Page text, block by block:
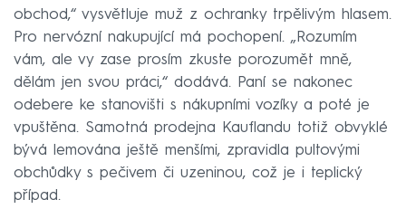
obchod,“ vysvětluje muž z ochranky trpělivým hlasem.
Pro nervózní nakupující má pochopení. „Rozumím
vám, ale vy zase prosím zkuste porozumět mně,
dělám jen svou práci,“ dodává. Paní se nakonec
odebere ke stanovišti s nákupními vozíky a poté je
vpuštěna. Samotná prodejna Kauflandu totiž obvyklé
bývá lemována ještě menšími, zpravidla pultovými
obchůdky s pečivem či uzeninou, což je i teplický
případ.